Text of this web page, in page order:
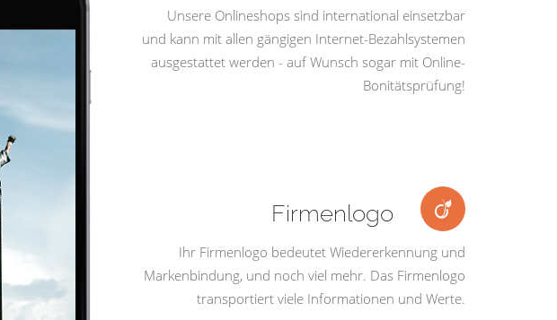
Unsere Onlineshops sind international einsetzbar
und kann mit allen gängigen Internet-Bezahlsystemen
ausgestattet werden - auf Wunsch sogar mit Online-
Bonitätsprüfung!
Firmenlogo
Ihr Firmenlogo bedeutet Wiedererkennung und
Markenbindung, und noch viel mehr. Das Firmenlogo
transportiert viele Informationen und Werte.